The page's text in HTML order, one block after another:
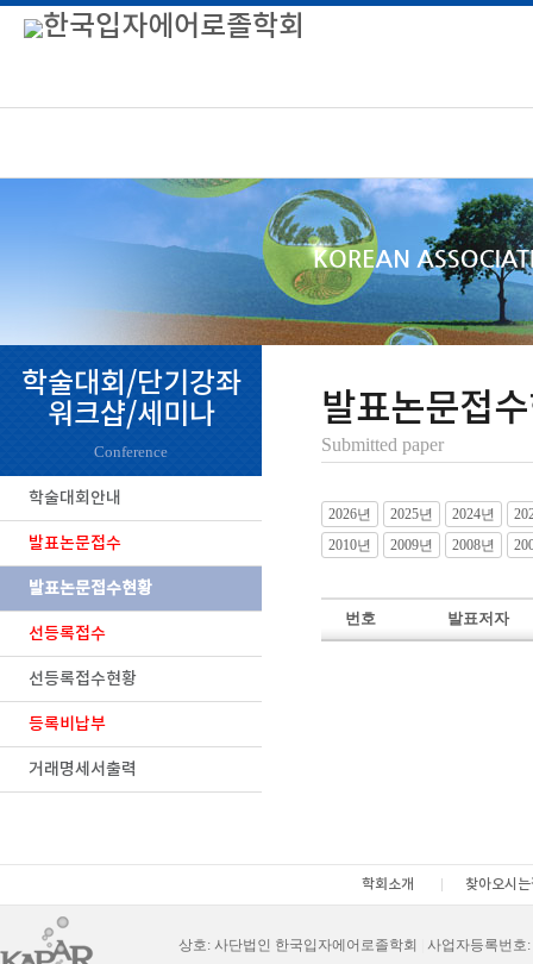
학술대회/단기강좌
워크샵/세미나
Conference
학술대회안내
발표논문접수
발표논문접수현황
선등록접수
선등록접수현황
등록비납부
거래명세서출력
발표논문접
Submitted paper
2026년 2025년 2024년
2010년
2009년 2008년
번호 발표저자
학회소개 찾아오시는
상호: 사단법인 한국입자에어로졸학회
사업자등록번호